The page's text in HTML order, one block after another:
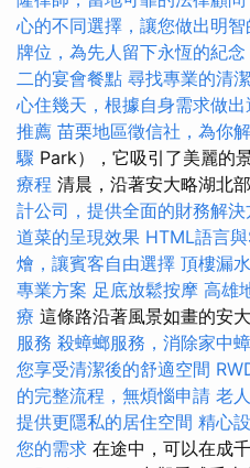
心的不同選擇，讓您做出明智
牌位，為先人留下永恆的紀念
二的宴會餐點 尋找專業的清
心住幾天，根據自身需求做出
推薦 苗栗地區徵信社，為你
驟 Park），它吸引了美麗的
療程 清晨，沿著安大略湖北
計公司，提供全面的財務解決
道菜的呈現效果 HTML語言
燴，讓賓客自由選擇 頂樓漏
專業方案 足底放鬆按摩 高雄
療 這條路沿著風景如畫的安
服務 殺蟑螂服務，消除家中
您享受清潔後的舒適空間
的完整流程，無煩惱申請 老
提供更隱私的居住空間 精心
您的需求 在途中，可以在成